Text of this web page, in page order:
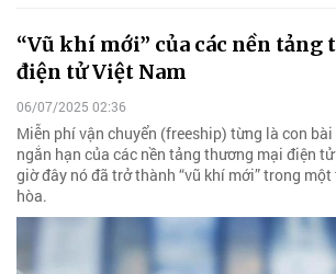
“Vũ khí mới” của các nền tảng
điện tử Việt Nam
06/07/2025 02:36
Miễn phí vận chuyển (freeship) từng là con
ngắn hạn của các nền tảng thương mại điện
giờ đây nó đã trở thành “vũ khí mới” trong
hòa.